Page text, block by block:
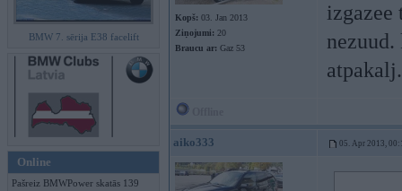
BMW 7. sērija E38 facelift
Online
Pašreiz BMWPower skatās 139
Kopš: 03. Jan 2013
Ziņojumi: 20
Braucu ar: Gaz 53
izgazee
nezuud.
atpakalj.
aiko333 05. Apr 2013,